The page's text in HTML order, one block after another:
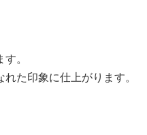
。
た印象に仕上がります。